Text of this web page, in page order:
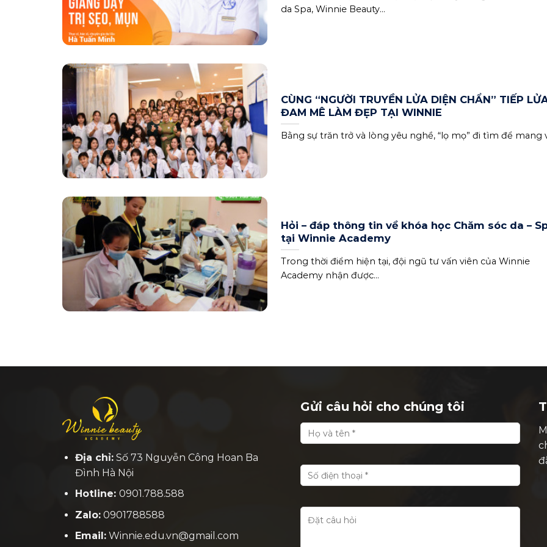
da Spa, Winnie Beauty...
CÙNG “NGƯỜI TRUYỀN LỬA DIỆN CHẨN” TIẾP
ĐAM MÊ LÀM ĐẸP TẠI WINNIE
Bằng sự trăn trở và lòng yêu nghề, “lọ mọ” đi tìm để mang
Hỏi – đáp thông tin về khóa học Chăm sóc da –
tại Winnie Academy
Trong thời điểm hiện tại, đội ngũ tư vấn viên của Winnie
Academy nhận được...
Địa chỉ:Số 73 Nguyễn Công Hoan Ba
Đình Hà Nội
Hotline: 0901.788.588
Zalo:0901788588
Email:Winnie.edu.vn@gmail.com
Gửi câu hỏi cho chúng tôi